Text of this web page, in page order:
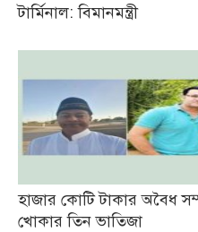
টার্মিনাল: বিমানমন্ত্রী
হাজার কোটি টাকার অবৈধ
খোকার তিন ভাতিজা